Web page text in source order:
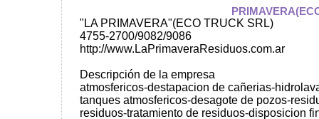
"LA PRIMAVERA"(ECO TRUCK SRL)
4755-2700/9082/9086
http://www.LaPrimaveraResiduos.com.ar
Descripción de la empresa
atmosfericos-destapacion de cañerias-
tanques atmosfericos-desagote de pozos-
residuos-tratamiento de residuos-disposicion